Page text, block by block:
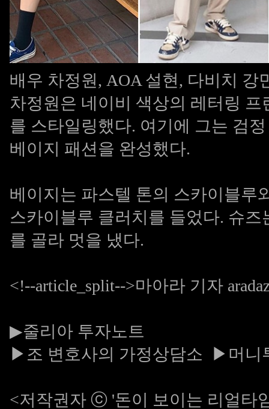
배우 차정원, AOA 설현, 다비치 강
차정원은 네이비 색상의 레터링
를 스타일링했다. 여기에 그는 검
베이지 패션을 완성했다.
베이지는 파스텔 톤의 스카이블루
스카이블루 클러치를 들었다. 슈
를 골라 멋을 냈다.
<!--article_split-->마아라 기자
▶줄리아 투자노트
▶조 변호사의 가정상담소
▶머니
<저작권자 ⓒ '돈이 보이는 리얼타